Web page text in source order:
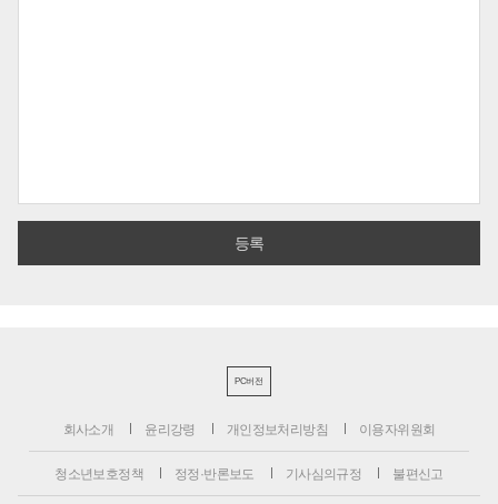
PC버전
회사소개 윤리강령 개인정보처리방침 이용자위원회
청소년보호정책 정정·반론보도 기사심의규정 불편신고